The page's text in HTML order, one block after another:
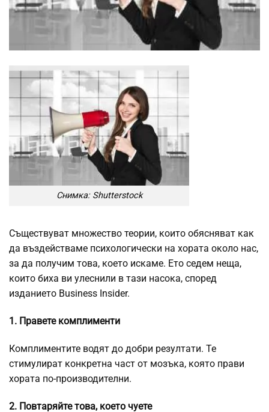
Снимка: Shutterstock
Съществуват множество теории, които обясняват как
да въздействаме психологически на хората около нас,
за да получим това, което искаме. Ето седем неща,
които биха ви улеснили в тази насока, според
изданието Business Insider.
1. Правете комплименти
Комплиментите водят до добри резултати. Те
стимулират конкретна част от мозъка, която прави
хората по-производителни.
2. Повтаряйте това, което чуете